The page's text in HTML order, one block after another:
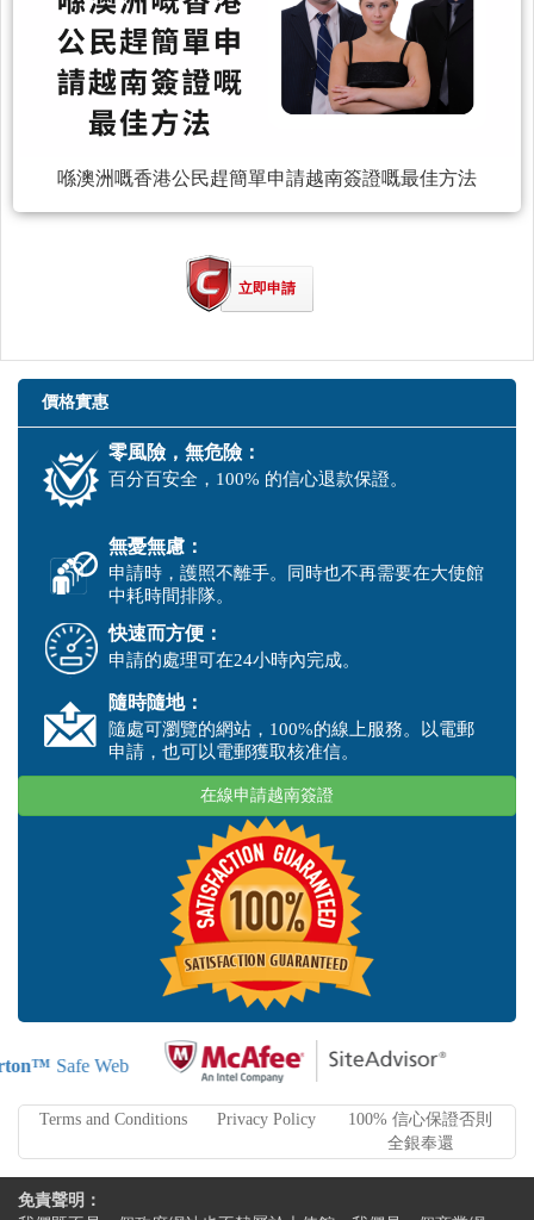
喺澳洲嘅香港公民趕簡單申請越南簽證嘅最佳方法
立即申請
價格實惠
零風險，無危險：
百分百安全，100% 的信心退款保證。
無憂無慮：
申請時，護照不離手。同時也不再需要在大使館
中耗時間排隊。
快速而方便：
申請的處理可在24小時內完成。
隨時隨地：
隨處可瀏覽的網站，100%的線上服務。以電郵
申請，也可以電郵獲取核准信。
在線申請越南簽證
Safe Web
Terms and Conditions Privacy Policy
100% 信心保證否則
全銀奉還
免責聲明：